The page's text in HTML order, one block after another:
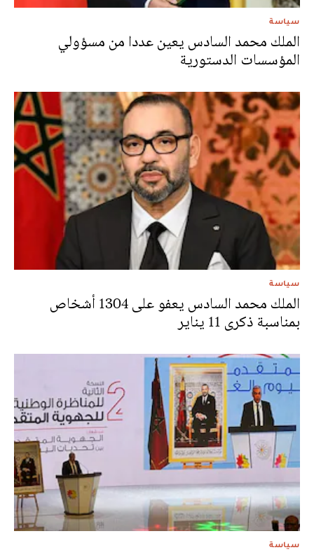
سياسة
الملك محمد السادس يعين عددا من مسؤولي
المؤسسات الدستورية
سياسة
الملك محمد السادس يعفو على 1304 أشخاص
بمناسبة ذكرى 11 يناير
سياسة